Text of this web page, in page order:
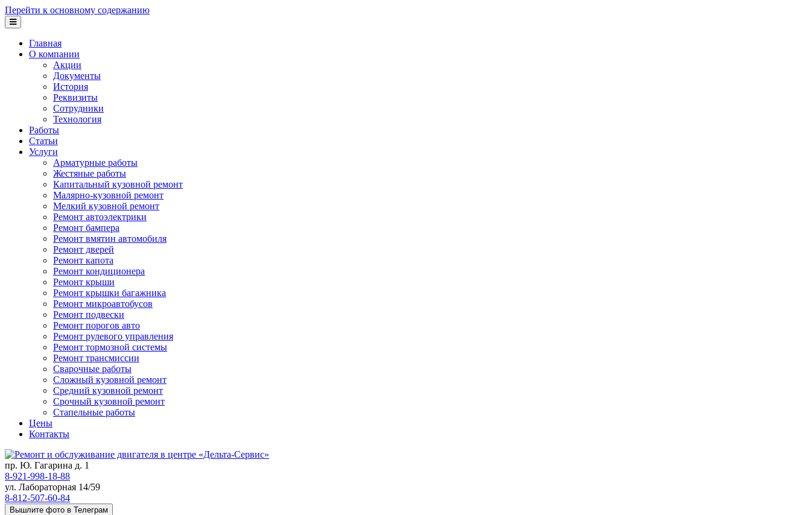
Перейти к основному содержанию
Главная
О компании
Акции
Документы
История
Реквизиты
Сотрудники
Технология
Работы
Статьи
Услуги
Арматурные работы
Жестяные работы
Капитальный кузовной ремонт
Малярно-кузовной ремонт
Мелкий кузовной ремонт
Ремонт автоэлектрики
Ремонт бампера
Ремонт вмятин автомобиля
Ремонт дверей
Ремонт капота
Ремонт кондиционера
Ремонт крыши
Ремонт крышки багажника
Ремонт микроавтобусов
Ремонт подвески
Ремонт порогов авто
Ремонт рулевого управления
Ремонт тормозной системы
Ремонт трансмиссии
Сварочные работы
Сложный кузовной ремонт
Средний кузовной ремонт
Срочный кузовной ремонт
Стапельные работы
Цены
Контакты
пр. Ю. Гагарина д. 1
8-921-998-18-88
ул. Лабораторная 14/59
8-812-507-60-84
Вышлите фото в Телеграм